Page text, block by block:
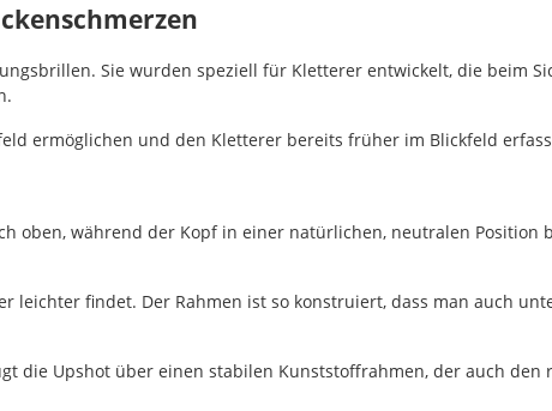
Sie wurden speziell für Kletterer entwickelt, die beim
ermöglichen und den Kletterer bereits früher im Blickfeld
oben, während der Kopf in einer natürlichen, neutralen Position
leichter findet. Der Rahmen ist so konstruiert, dass man auch
die Upshot über einen stabilen Kunststoffrahmen, der auch den